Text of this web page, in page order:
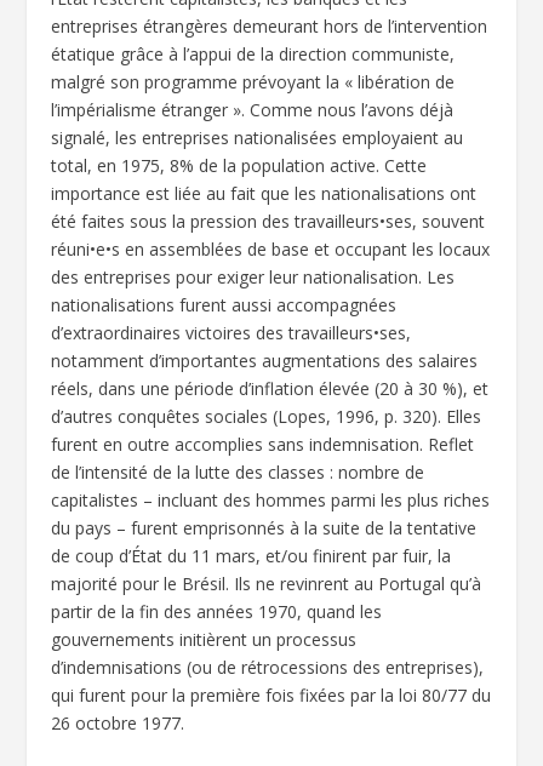
entreprises étrangères demeurant hors de l’intervention
étatique grâce à l’appui de la direction communiste,
malgré son programme prévoyant la « libération de
l’impérialisme étranger ». Comme nous l’avons déjà
signalé, les entreprises nationalisées employaient au
total, en 1975, 8% de la population active. Cette
importance est liée au fait que les nationalisations ont
été faites sous la pression des travailleurs•ses, souvent
réuni•e•s en assemblées de base et occupant les locaux
des entreprises pour exiger leur nationalisation. Les
nationalisations furent aussi accompagnées
d’extraordinaires victoires des travailleurs•ses,
notamment d’importantes augmentations des salaires
réels, dans une période d’inflation élevée (20 à 30 %), et
d’autres conquêtes sociales (Lopes, 1996, p. 320). Elles
furent en outre accomplies sans indemnisation. Reflet
de l’intensité de la lutte des classes : nombre de
capitalistes – incluant des hommes parmi les plus riches
du pays – furent emprisonnés à la suite de la tentative
de coup d’État du 11 mars, et/ou finirent par fuir, la
majorité pour le Brésil. Ils ne revinrent au Portugal qu’à
partir de la fin des années 1970, quand les
gouvernements initièrent un processus
d’indemnisations (ou de rétrocessions des entreprises),
qui furent pour la première fois fixées par la loi 80/77 du
26 octobre 1977.